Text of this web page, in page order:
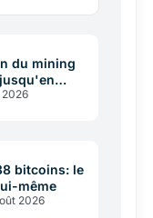
du mining
bitcoins: le
même
2026